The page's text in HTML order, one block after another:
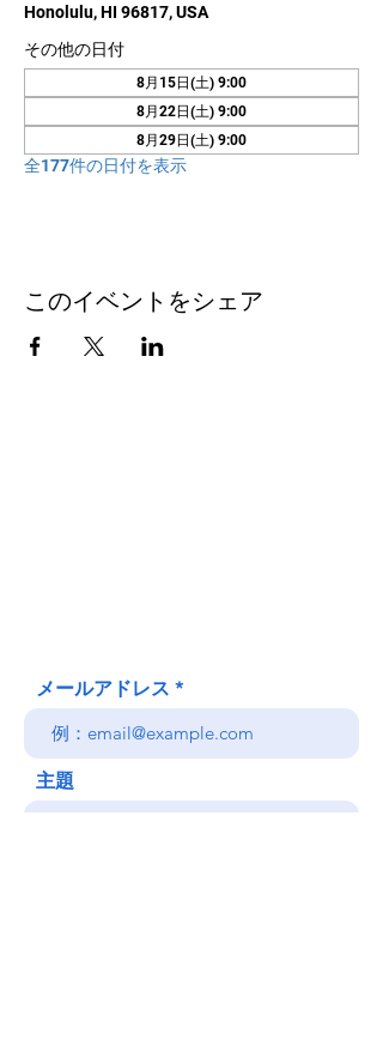
Honolulu, HI 96817, USA
その他の日付
8月15日(土) 9:00
8月22日(土) 9:00
8月29日(土) 9:00
全177件の日付を表示
このイベントをシェア
メールアドレス
主題